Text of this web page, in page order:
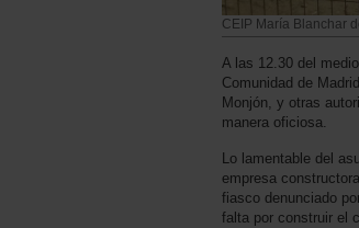
CEIP María Blanchar
A las 12.30 del
Comunidad de
Monjón, y otras
manera oficiosa.
Lo lamentable del
empresa
fiasco denunciado
falta por construir el